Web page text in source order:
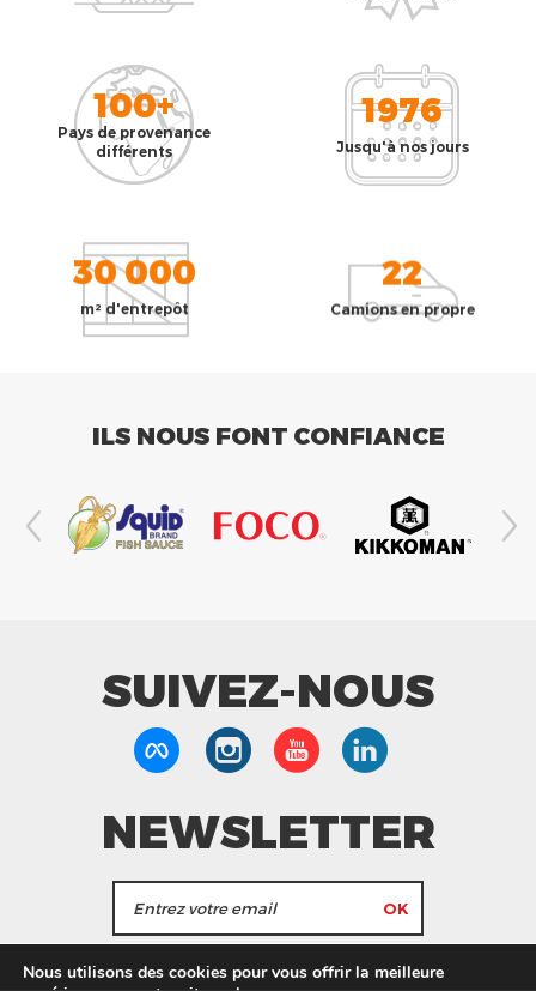
100+
Pays de provenance
différents
1976
Jusqu'à nos jours
30 000
m² d'entrepôt
22
Camions en propre
ILS NOUS FONT CONFIANCE
SUIVEZ-NOUS
NEWSLETTER
J'accepte de recevoir les actualités et les
Nous utilisons des cookies pour vous offrir la meilleure